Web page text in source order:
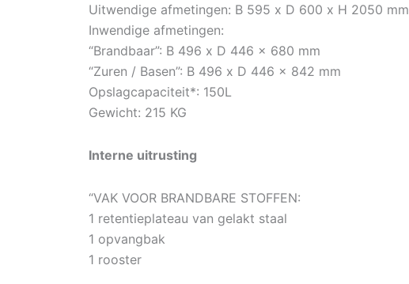
Uitwendige afmetingen: B 595 x D 600 x H 2050 mm
Inwendige afmetingen:
“Brandbaar”: B 496 x D 446 x 680 mm
“Zuren / Basen”: B 496 x D 446 x 842 mm
Opslagcapaciteit*: 150L
Gewicht: 215 KG
Interne uitrusting
“VAK VOOR BRANDBARE STOFFEN:
1 retentieplateau van gelakt staal
1 opvangbak
1 rooster